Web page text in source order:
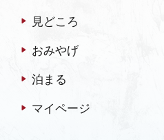
見どころ
おみやげ
泊まる
マイページ